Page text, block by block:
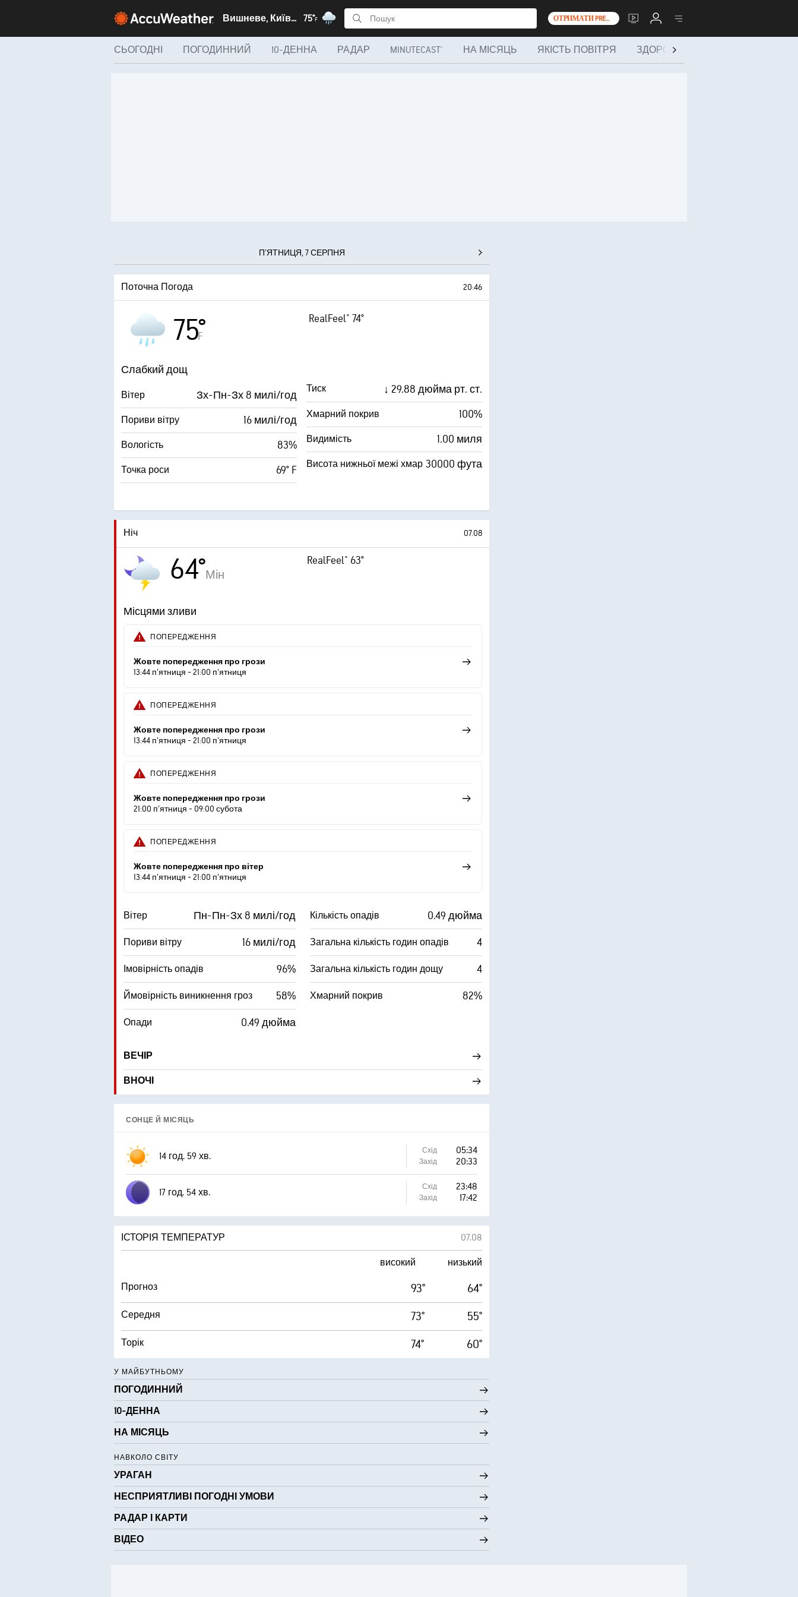
Вишневе, Київська 75°F ОТРИМАТИ PREMIUM+
СЬОГОДНІ ПОГОДИННИЙ 10-ДЕННА РАДАР MINUTECAST® НА МІСЯЦЬ ЯКІСТЬ ПОВІТРЯ ЗДОРОВ’Я І АКТИВНЕ ДОЗВІЛЛЯ
ПʼЯТНИЦЯ, 7 СЕРПНЯ
Поточна Погода 20:46
75°
F
Слабкий дощ
RealFeel® 74°
Вітер Зх-Пн-Зх 8 милі/год
Пориви вітру 16 милі/год
Вологість 83%
Точка роси 69° F
Тиск ↓ 29.88 дюйма рт. ст.
Хмарний покрив 100%
Видимість 1.00 миля
Висота нижньої межі хмар 30000 фута
Ніч 07.08
64°Мін
RealFeel® 63°
Місцями зливи
ПОПЕРЕДЖЕННЯ
Жовте попередження про грози
13:44 пʼятниця - 21:00 пʼятниця
ПОПЕРЕДЖЕННЯ
Жовте попередження про грози
13:44 пʼятниця - 21:00 пʼятниця
ПОПЕРЕДЖЕННЯ
Жовте попередження про грози
21:00 пʼятниця - 09:00 субота
ПОПЕРЕДЖЕННЯ
Жовте попередження про вітер
13:44 пʼятниця - 21:00 пʼятниця
Вітер Пн-Пн-Зх 8 милі/год
Пориви вітру 16 милі/год
Імовірність опадів 96%
Ймовірність виникнення гроз 58%
Опади 0.49 дюйма
Кількість опадів 0.49 дюйма
Загальна кількість годин опадів 4
Загальна кількість годин дощу 4
Хмарний покрив 82%
ВЕЧІР
ВНОЧІ
СОНЦЕ Й МІСЯЦЬ
14 год. 59 хв. Схід 05:34
Захід 20:33
17 год. 54 хв. Схід 23:48
Захід 17:42
ІСТОРІЯ ТЕМПЕРАТУР 07.08
високий низький
Прогноз 93° 64°
Середня 73° 55°
Торік 74° 60°
У МАЙБУТНЬОМУ
ПОГОДИННИЙ
10-ДЕННА
НА МІСЯЦЬ
НАВКОЛО СВІТУ
УРАГАН
НЕСПРИЯТЛИВІ ПОГОДНІ УМОВИ
РАДАР І КАРТИ
ВІДЕО